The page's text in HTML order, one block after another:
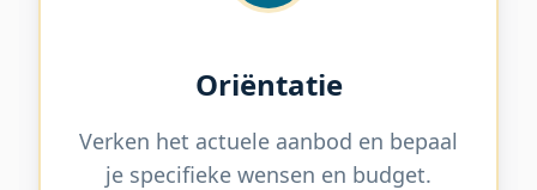
Oriëntatie
Verken het actuele aanbod en bepaal
je specifieke wensen en budget.